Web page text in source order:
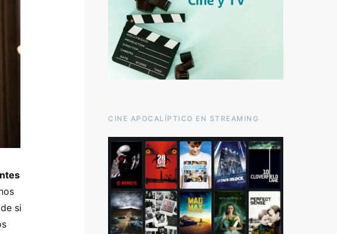
si
CINE APOCALÍPTICO EN STREAMING